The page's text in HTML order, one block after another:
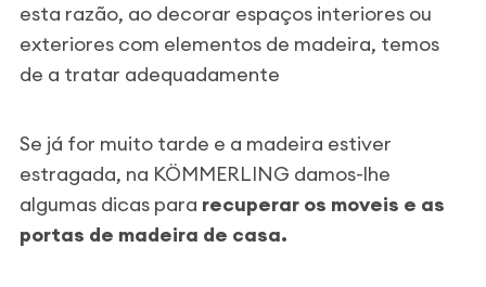
esta razão, ao decorar espaços interiores ou
exteriores com elementos de madeira, temos
de a tratar adequadamente
Se já for muito tarde e a madeira estiver
estragada, na KÖMMERLING damos-lhe
algumas dicas para recuperar os moveis e as
portas de madeira de casa.